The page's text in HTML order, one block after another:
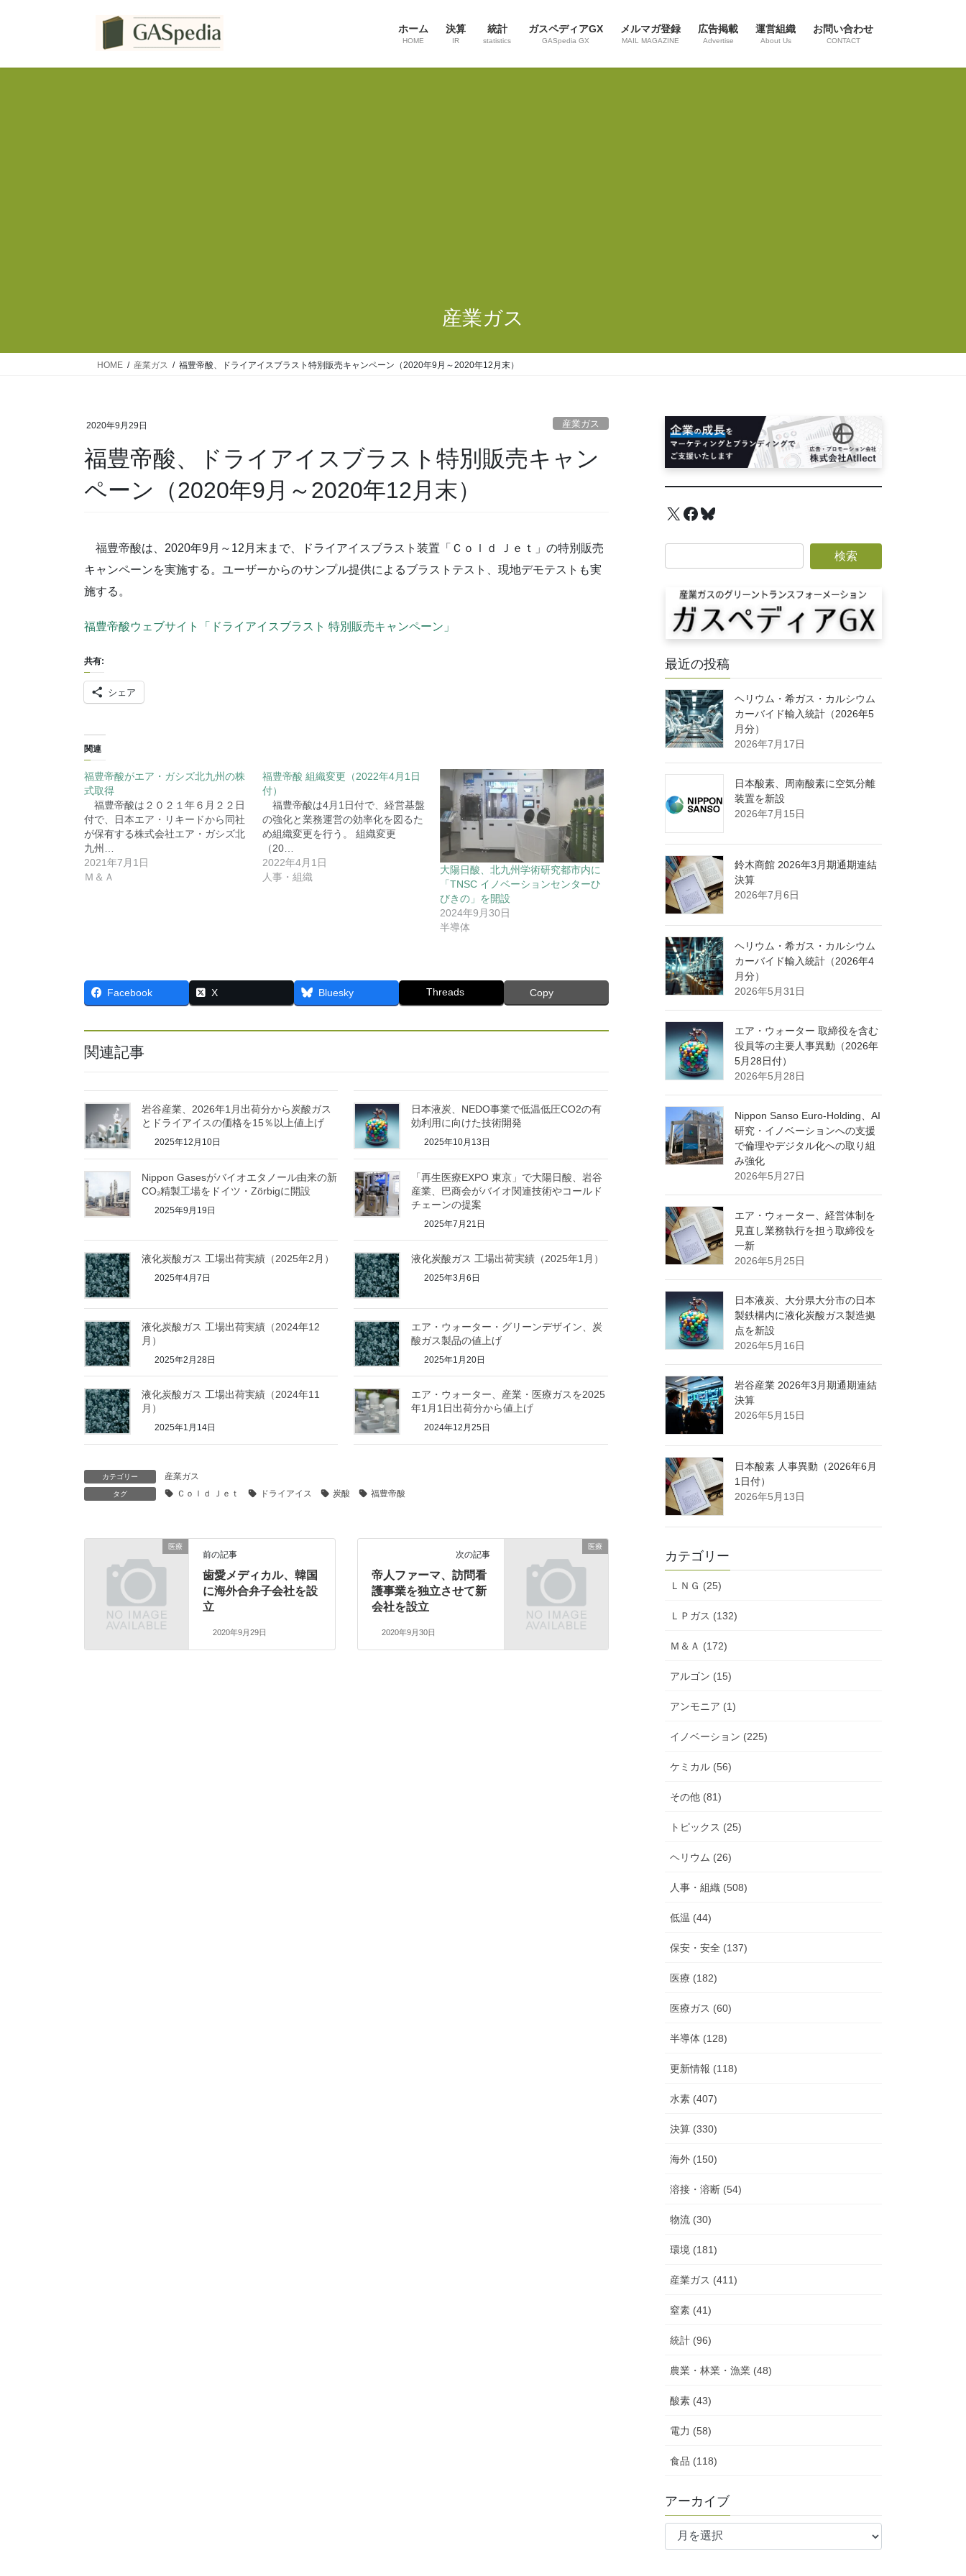
ホーム
HOME
決算
IR
統計
statistics
ガスペディアGX
GASpedia GX
メルマガ登録
MAIL MAGAZINE
広告掲載
Advertise
運営組織
About Us
お問い合わせ
CONTACT
産業ガス
HOME 産業ガス 福豊帝酸、ドライアイスブラスト特別販売キャンペーン（2020年9月～2020年12月末）
2020年9月29日 産業ガス
福豊帝酸、ドライアイスブラスト特別販売キャン
ペーン（2020年9月～2020年12月末）
福豊帝酸は、2020年9月～12月末まで、ドライアイスブラスト装置「Ｃｏｌｄ Ｊｅｔ」の特別販売
キャンペーンを実施する。ユーザーからのサンプル提供によるブラストテスト、現地デモテストも実
施する。
福豊帝酸ウェブサイト「ドライアイスブラスト 特別販売キャンペーン」
共有:
シェア
関連
福豊帝酸がエア・ガシズ北九州の株
式取得
福豊帝酸は２０２１年６月２２日
付で、日本エア・リキードから同社
が保有する株式会社エア・ガシズ北
九州…
2021年7月1日
Ｍ＆Ａ
福豊帝酸 組織変更（2022年4月1日
付）
福豊帝酸は4月1日付で、経営基盤
の強化と業務運営の効率化を図るた
め組織変更を行う。 組織変更
（20…
2022年4月1日
人事・組織
大陽日酸、北九州学術研究都市内に
「TNSC イノベーションセンターひ
びきの」を開設
2024年9月30日
半導体
Facebook X Bluesky Threads Copy
関連記事
岩谷産業、2026年1月出荷分から炭酸ガス
とドライアイスの価格を15％以上値上げ
2025年12月10日
日本液炭、NEDO事業で低温低圧CO2の有
効利用に向けた技術開発
2025年10月13日
Nippon Gasesがバイオエタノール由来の新
CO₂精製工場をドイツ・Zörbigに開設
2025年9月19日
「再生医療EXPO 東京」で大陽日酸、岩谷
産業、巴商会がバイオ関連技術やコールド
チェーンの提案
2025年7月21日
液化炭酸ガス 工場出荷実績（2025年2月）
2025年4月7日
液化炭酸ガス 工場出荷実績（2025年1月）
2025年3月6日
液化炭酸ガス 工場出荷実績（2024年12
月）
2025年2月28日
エア・ウォーター・グリーンデザイン、炭
酸ガス製品の値上げ
2025年1月20日
液化炭酸ガス 工場出荷実績（2024年11
月）
2025年1月14日
エア・ウォーター、産業・医療ガスを2025
年1月1日出荷分から値上げ
2024年12月25日
カテゴリー 産業ガス
タグ Ｃｏｌｄ Ｊｅｔ ドライアイス 炭酸 福豊帝酸
医療
前の記事
歯愛メディカル、韓国
に海外合弁子会社を設
立
2020年9月29日
医療
次の記事
帝人ファーマ、訪問看
護事業を独立させて新
会社を設立
2020年9月30日
X Facebook
Bluesky
最近の投稿
ヘリウム・希ガス・カルシウム
カーバイド輸入統計（2026年5
月分）
2026年7月17日
日本酸素、周南酸素に空気分離
装置を新設
2026年7月15日
鈴木商館 2026年3月期通期連結
決算
2026年7月6日
ヘリウム・希ガス・カルシウム
カーバイド輸入統計（2026年4
月分）
2026年5月31日
エア・ウォーター 取締役を含む
役員等の主要人事異動（2026年
5月28日付）
2026年5月28日
Nippon Sanso Euro-Holding、AI
研究・イノベーションへの支援
で倫理やデジタル化への取り組
み強化
2026年5月27日
エア・ウォーター、経営体制を
見直し業務執行を担う取締役を
一新
2026年5月25日
日本液炭、大分県大分市の日本
製鉄構内に液化炭酸ガス製造拠
点を新設
2026年5月16日
岩谷産業 2026年3月期通期連結
決算
2026年5月15日
日本酸素 人事異動（2026年6月
1日付）
2026年5月13日
カテゴリー
ＬＮＧ (25)
ＬＰガス (132)
Ｍ＆Ａ (172)
アルゴン (15)
アンモニア (1)
イノベーション (225)
ケミカル (56)
その他 (81)
トピックス (25)
ヘリウム (26)
人事・組織 (508)
低温 (44)
保安・安全 (137)
医療 (182)
医療ガス (60)
半導体 (128)
更新情報 (118)
水素 (407)
決算 (330)
海外 (150)
溶接・溶断 (54)
物流 (30)
環境 (181)
産業ガス (411)
窒素 (41)
統計 (96)
農業・林業・漁業 (48)
酸素 (43)
電力 (58)
食品 (118)
アーカイブ
ア